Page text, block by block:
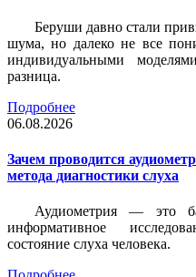
Беруши давно стали
шума, но далеко не все
индивидуальными
разница.
Подробнее
06.08.2026
Зачем проводится
метода диагностики слуха
Аудиометрия — это
информативное
состояние слуха человека.